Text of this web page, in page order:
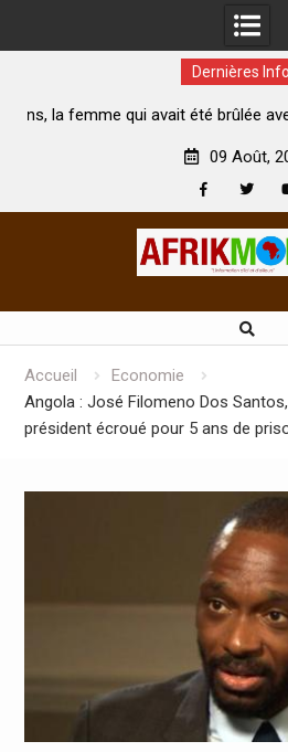
Dernières
brûlée avec son bébé par
09 Août,
Accueil
Economie
Angola : José Filomeno Dos
président écroué pour 5 ans de